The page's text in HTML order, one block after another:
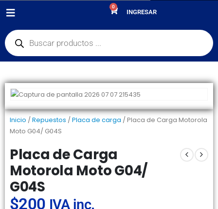
0
INGRESAR
PLACA DE CARGA
Inicio /Repuestos /Placa de carga / Placa de Carga Motorola
Moto G04/ G04S
Placa de Carga
Motorola Moto G04/
G04S
$200 IVA inc.